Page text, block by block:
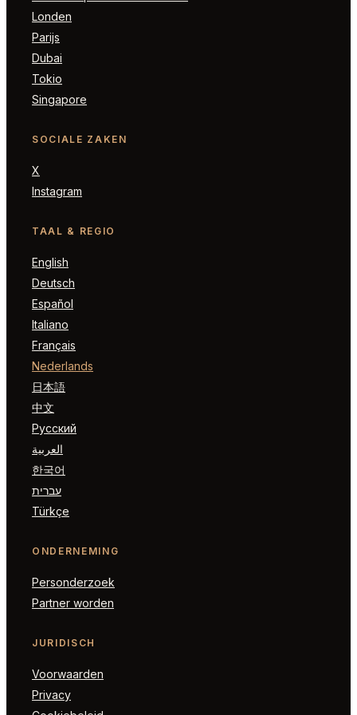
Londen
Parijs
Dubai
Tokio
Singapore
SOCIALE ZAKEN
X
Instagram
TAAL & REGIO
English
Deutsch
Español
Italiano
Français
Nederlands
日本語
中文
Русский
العربية
한국어
עברית
Türkçe
ONDERNEMING
Personderzoek
Partner worden
JURIDISCH
Voorwaarden
Privacy